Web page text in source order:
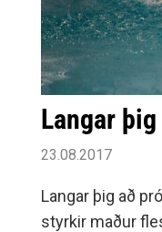
Langar
23.08.2017
Langar þig að
styrkir maður